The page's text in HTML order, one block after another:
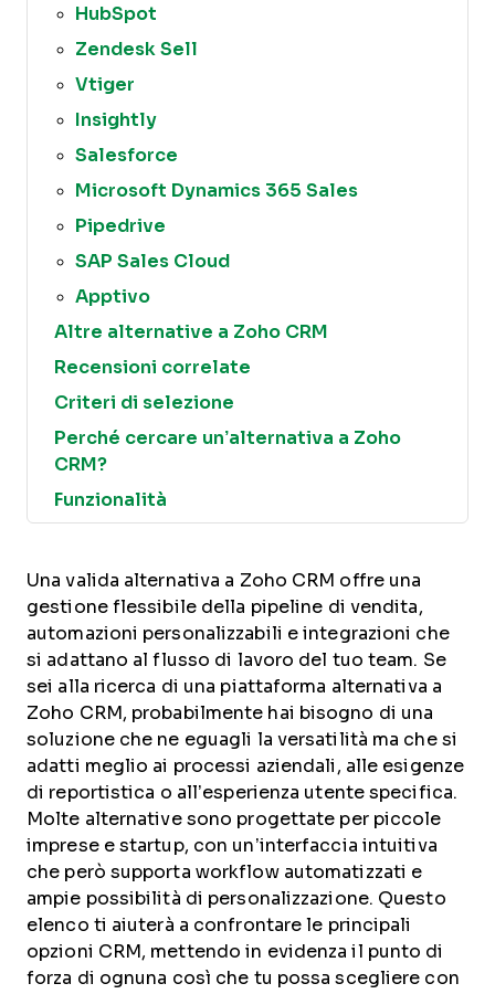
HubSpot
Zendesk Sell
Vtiger
Insightly
Salesforce
Microsoft Dynamics 365 Sales
Pipedrive
SAP Sales Cloud
Apptivo
Altre alternative a Zoho CRM
Recensioni correlate
Criteri di selezione
Perché cercare un’alternativa a Zoho
CRM?
Funzionalità
Una valida alternativa a Zoho CRM offre una
gestione flessibile della pipeline di vendita,
automazioni personalizzabili e integrazioni che
si adattano al flusso di lavoro del tuo team. Se
sei alla ricerca di una piattaforma alternativa a
Zoho CRM, probabilmente hai bisogno di una
soluzione che ne eguagli la versatilità ma che si
adatti meglio ai processi aziendali, alle esigenze
di reportistica o all’esperienza utente specifica.
Molte alternative sono progettate per piccole
imprese e startup, con un’interfaccia intuitiva
che però supporta workflow automatizzati e
ampie possibilità di personalizzazione. Questo
elenco ti aiuterà a confrontare le principali
opzioni CRM, mettendo in evidenza il punto di
forza di ognuna così che tu possa scegliere con